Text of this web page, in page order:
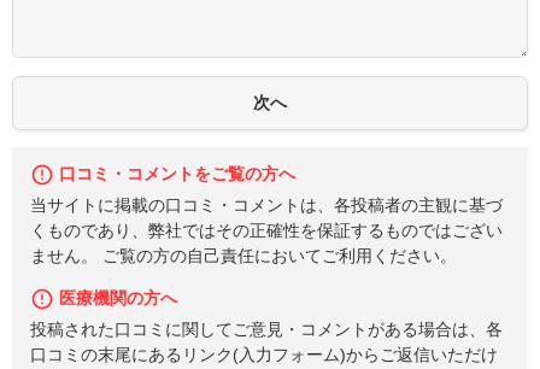
口コミ・コメントをご覧の方へ
当サイトに掲載の口コミ・コメントは、各投稿者の主観に基づ
くものであり、弊社ではその正確性を保証するものではござい
ません。 ご覧の方の自己責任においてご利用ください。
医療機関の方へ
投稿された口コミに関してご意見・コメントがある場合は、各
口コミの末尾にあるリンク(入力フォーム)からご返信いただけ